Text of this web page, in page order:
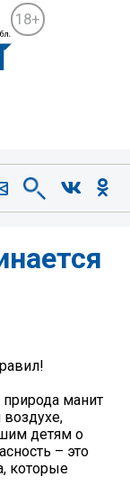
18+
природа манит
детям о
– это
которые